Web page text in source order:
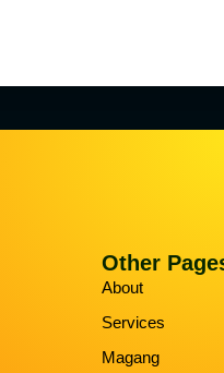
Other
About
Services
Magang